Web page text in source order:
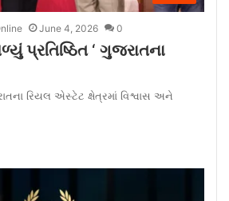
June 4, 2026 0
પ્રતિષ્ઠિત ‘ ગુજરાતના
રિયલ એસ્ટેટ ક્ષેત્રમાં વિશ્વાસ અને